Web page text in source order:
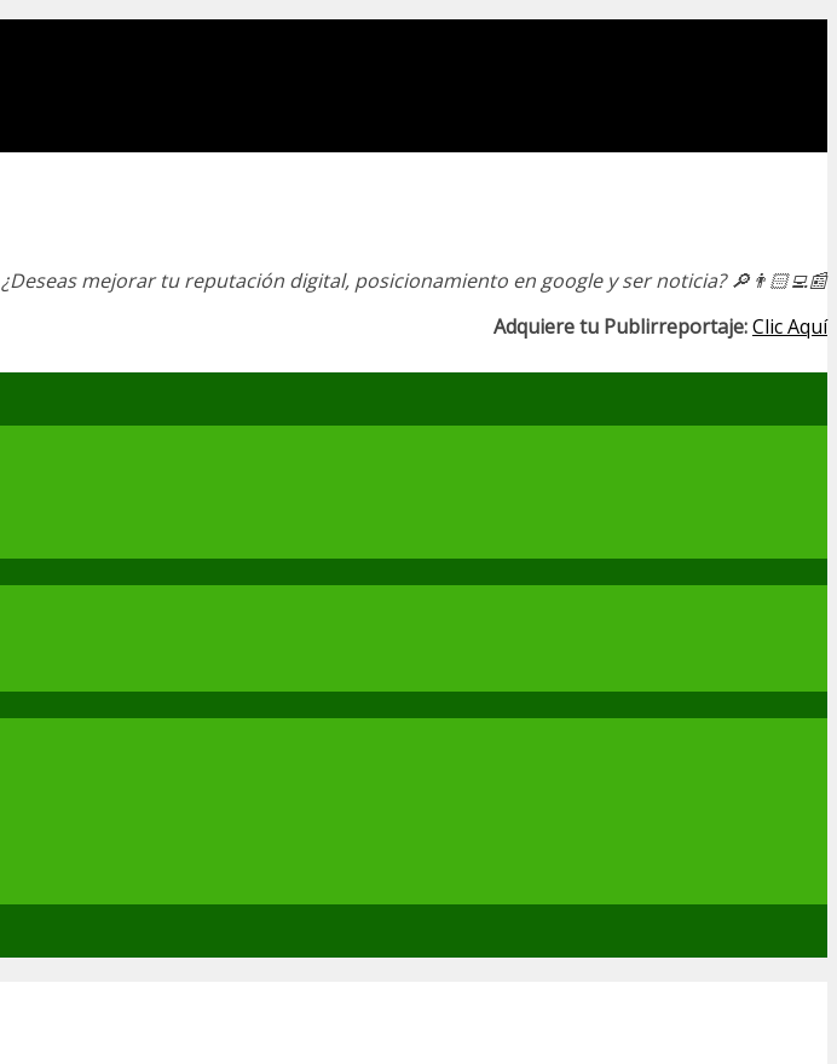
¿Deseas mejorar tu reputación digital, posicionamiento en google y ser noticia?🔎👨🏻‍💻📰
Adquiere tu Publirreportaje:Clic Aquí